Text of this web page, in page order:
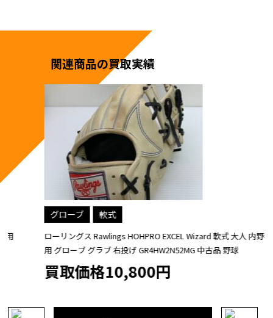
関連商品の買取実績
グローブ 軟式
ローリングス Rawlings HOHPRO EXCEL Wizard 軟式 大人 内野手
用 グローブ グラブ 右投げ GR4HW2N52MG 中古品 野球
買取価格10,800円